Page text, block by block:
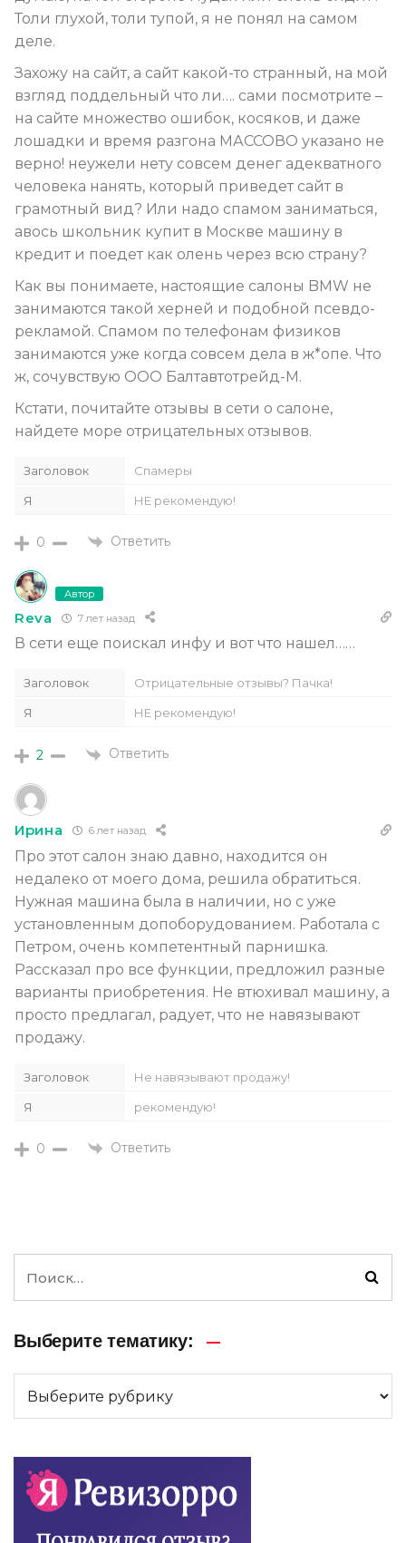
Толи глухой, толи тупой, я не понял на самом
деле.
Захожу на сайт, а сайт какой-то странный, на мой
взгляд поддельный что ли…. сами посмотрите –
на сайте множество ошибок, косяков, и даже
лошадки и время разгона МАССОВО указано не
верно! неужели нету совсем денег адекватного
человека нанять, который приведет сайт в
грамотный вид? Или надо спамом заниматься,
авось школьник купит в Москве машину в
кредит и поедет как олень через всю страну?
Как вы понимаете, настоящие салоны BMW не
занимаются такой херней и подобной псевдо-
рекламой. Спамом по телефонам физиков
занимаются уже когда совсем дела в ж*опе. Что
ж, сочувствую ООО Балтавтотрейд-М.
Кстати, почитайте отзывы в сети о салоне,
найдете море отрицательных отзывов.
Заголовок Спамеры
Я НЕ рекомендую!
0 Ответить
Автор
Reva 7 лет назад
В сети еще поискал инфу и вот что нашел……
Заголовок Отрицательные отзывы? Пачка!
Я НЕ рекомендую!
2 Ответить
Ирина 6 лет назад
Про этот салон знаю давно, находится он
недалеко от моего дома, решила обратиться.
Нужная машина была в наличии, но с уже
установленным допоборудованием. Работала с
Петром, очень компетентный парнишка.
Рассказал про все функции, предложил разные
варианты приобретения. Не втюхивал машину, а
просто предлагал, радует, что не навязывают
продажу.
Заголовок Не навязывают продажу!
Я рекомендую!
0 Ответить
Выберите тематику: